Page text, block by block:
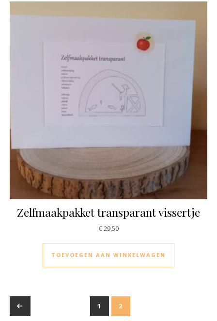
Zelfmaakpakket transparant vissertje
€29,50
TOEVOEGEN AAN WINKELWAGEN
1 2